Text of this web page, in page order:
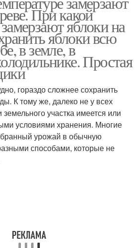
При какой
яблоки на
яблоки всю
в земле, в
Простая
гораздо сложнее сохранить
К тому же, далеко не у всех
участка имеется или
условиями хранения. Многие
урожай в обычную
способами, которые не